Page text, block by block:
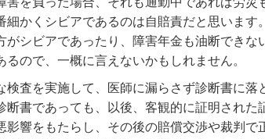
細かくシビアであるのは自賠責だと思います
がシビアであったり、障害年金も油断できな
ので、一概に言えないかもしれません。
査を実施して、医師に漏らさず診断書に落
断書であっても、以後、客観的に証明された
影響をもたらし、その後の賠償交渉や裁判で